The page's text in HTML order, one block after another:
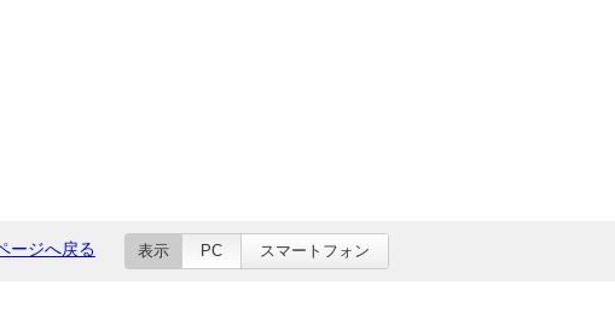
ージへ戻る 表示 PC スマートフォン